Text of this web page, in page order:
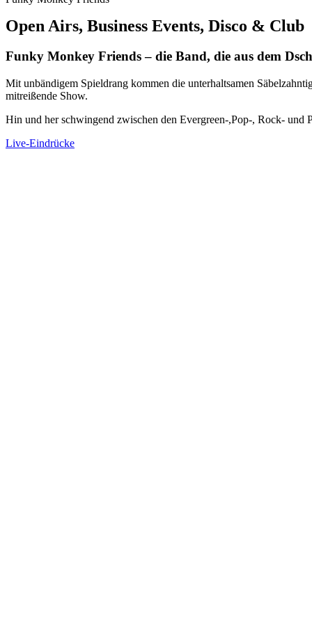
Open Airs, Business Events, Disco & Club
Funky Monkey Friends – die Band, die aus dem
Mit unbändigem Spieldrang kommen die unterhaltsamen
mitreißende Show.
Hin und her schwingend zwischen den Evergreen-,Pop-, Rock- und
Live-Eindrücke